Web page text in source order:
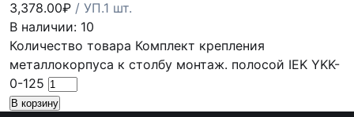
3,378.00₽ / УП.1 шт.
В наличии: 10
Количество товара Комплект крепления
металлокорпуса к столбу монтаж. полосой IEK YKK-
0-125
В корзину